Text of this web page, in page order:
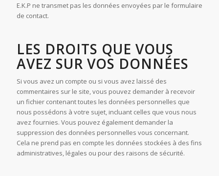
E.K.P ne transmet pas les données envoyées par le formulaire
de contact.
LES DROITS QUE VOUS
AVEZ SUR VOS DONNÉES
Si vous avez un compte ou si vous avez laissé des
commentaires sur le site, vous pouvez demander à recevoir
un fichier contenant toutes les données personnelles que
nous possédons à votre sujet, incluant celles que vous nous
avez fournies. Vous pouvez également demander la
suppression des données personnelles vous concernant.
Cela ne prend pas en compte les données stockées à des fins
administratives, légales ou pour des raisons de sécurité.